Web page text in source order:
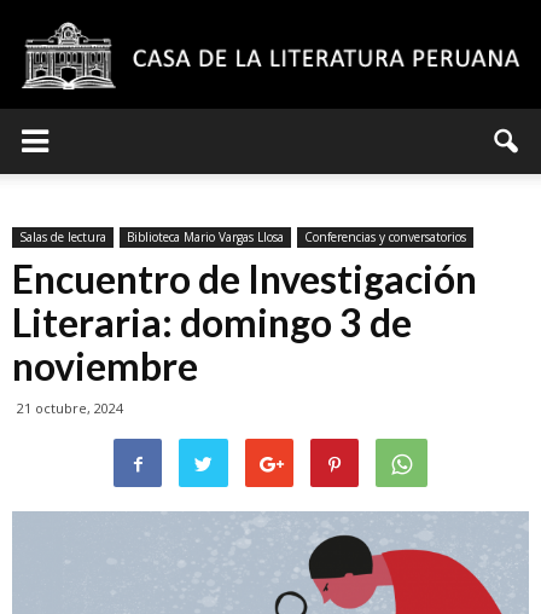
Literatura
Peruana
Salas de lectura Biblioteca Mario Vargas Llosa Conferencias y conversatorios
Encuentro de Investigación
Literaria: domingo 3 de
noviembre
21 octubre, 2024